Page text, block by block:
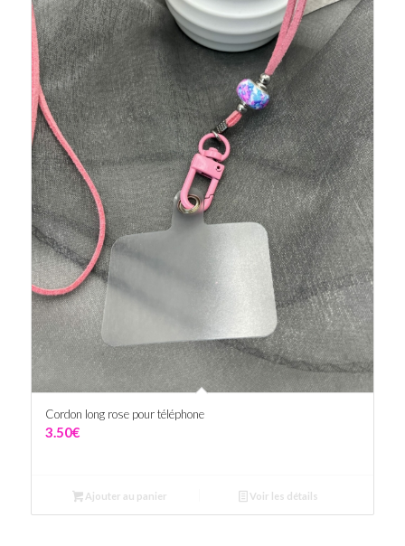
Cordon long rose pour téléphone
3.50€
Ajouter au panier Voir les détails